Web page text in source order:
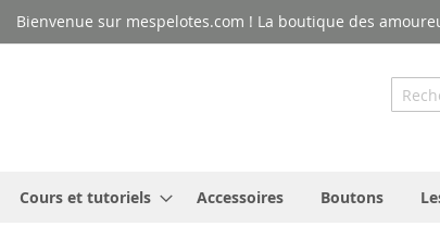
Bienvenue sur mespelotes.com ! La boutique des
Cours et tutoriels Accessoires Boutons